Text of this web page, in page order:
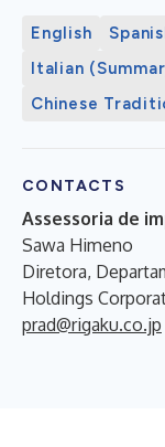
English
Italian
Chinese
CONTACTS
Assessoria de
Sawa Himeno
Diretora,
Holdings
prad@rigaku.co.jp